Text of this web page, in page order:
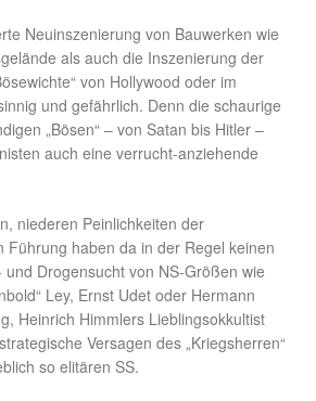
Neuinszenierung von Bauwerken wie
als auch die Inszenierung der
von Hollywood oder im
und gefährlich. Denn die schaurige
„Bösen“ – von Satan bis Hitler –
auch eine verrucht-anziehende
niederen Peinlichkeiten der
Führung haben da in der Regel keinen
und Drogensucht von NS-Größen wie
Ley, Ernst Udet oder Hermann
Heinrich Himmlers Lieblingsokkultist
Versagen des „Kriegsherren“
so elitären SS.